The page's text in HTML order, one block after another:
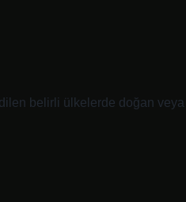
belirli ülkelerde doğan veya